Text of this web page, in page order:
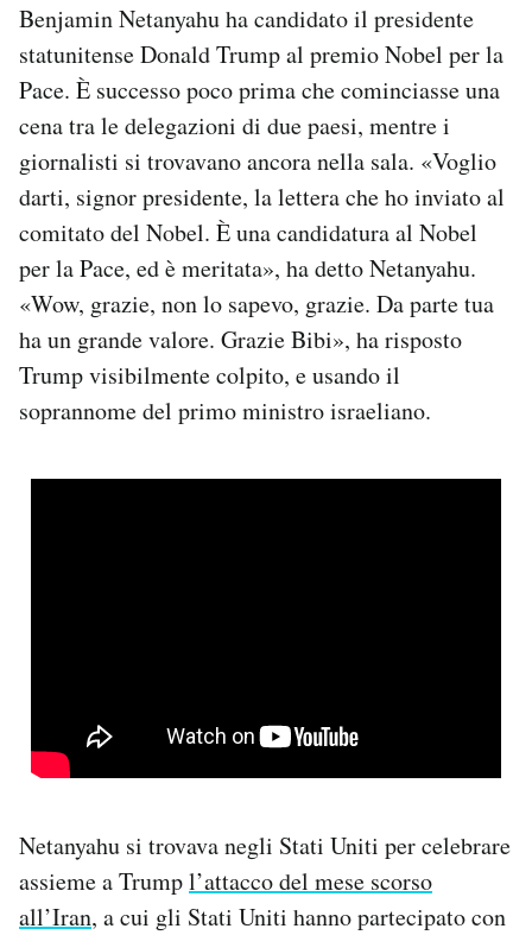
Area Personale
Newsletter
Notifiche mobile
Regala il Post
Esci
Benjamin Netanyahu ha candidato il presidente
statunitense Donald Trump al premio Nobel per la
Pace. È successo poco prima che cominciasse una
cena tra le delegazioni di due paesi, mentre i
giornalisti si trovavano ancora nella sala. «Voglio
darti, signor presidente, la lettera che ho inviato al
comitato del Nobel. È una candidatura al Nobel
per la Pace, ed è meritata», ha detto Netanyahu.
«Wow, grazie, non lo sapevo, grazie. Da parte tua
ha un grande valore. Grazie Bibi», ha risposto
Trump visibilmente colpito, e usando il
soprannome del primo ministro israeliano.
Netanyahu si trovava negli Stati Uniti per celebrare
assieme a Trumpl’attacco del mese scorso
all’Iran, a cui gli Stati Uniti hanno partecipato con